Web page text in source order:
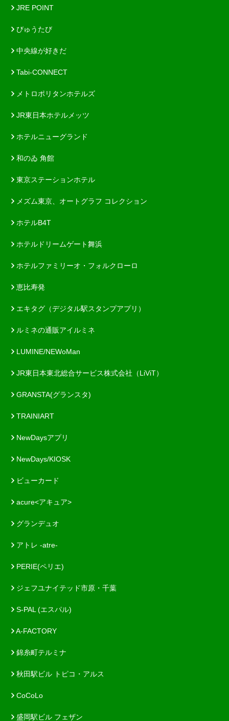
JRE POINT
びゅうたび
中央線が好きだ
Tabi-CONNECT
メトロポリタンホテルズ
JR東日本ホテルメッツ
ホテルニューグランド
和のゐ 角館
東京ステーションホテル
メズム東京、オートグラフ コレクション
ホテルB4T
ホテルドリームゲート舞浜
ホテルファミリーオ・フォルクローロ
恵比寿発
エキタグ（デジタル駅スタンプアプリ）
ルミネの通販アイルミネ
LUMINE/NEWoMan
JR東日本東北総合サービス株式会社（LiViT）
GRANSTA(グランスタ)
TRAINIART
NewDaysアプリ
NewDays/KIOSK
ビューカード
acure<アキュア>
グランデュオ
アトレ -atre-
PERIE(ペリエ)
ジェフユナイテッド市原・千葉
S-PAL (エスパル)
A-FACTORY
錦糸町テルミナ
秋田駅ビル トピコ・アルス
CoCoLo
盛岡駅ビル フェザン